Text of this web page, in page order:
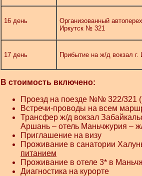
16 день
Организованный
Иркутск № 321
17 день Прибытие на ж/д вокзал г.
В стоимость включено:
Проезд на поезде №№ 322/321
Встречи-проводы на всем
Трансфер ж/д вокзал
Аршань – отель Маньчжурия –
Приглашение на визу
Проживание в санатории
питанием
Проживание в отеле 3* в
Диагностика на курорте